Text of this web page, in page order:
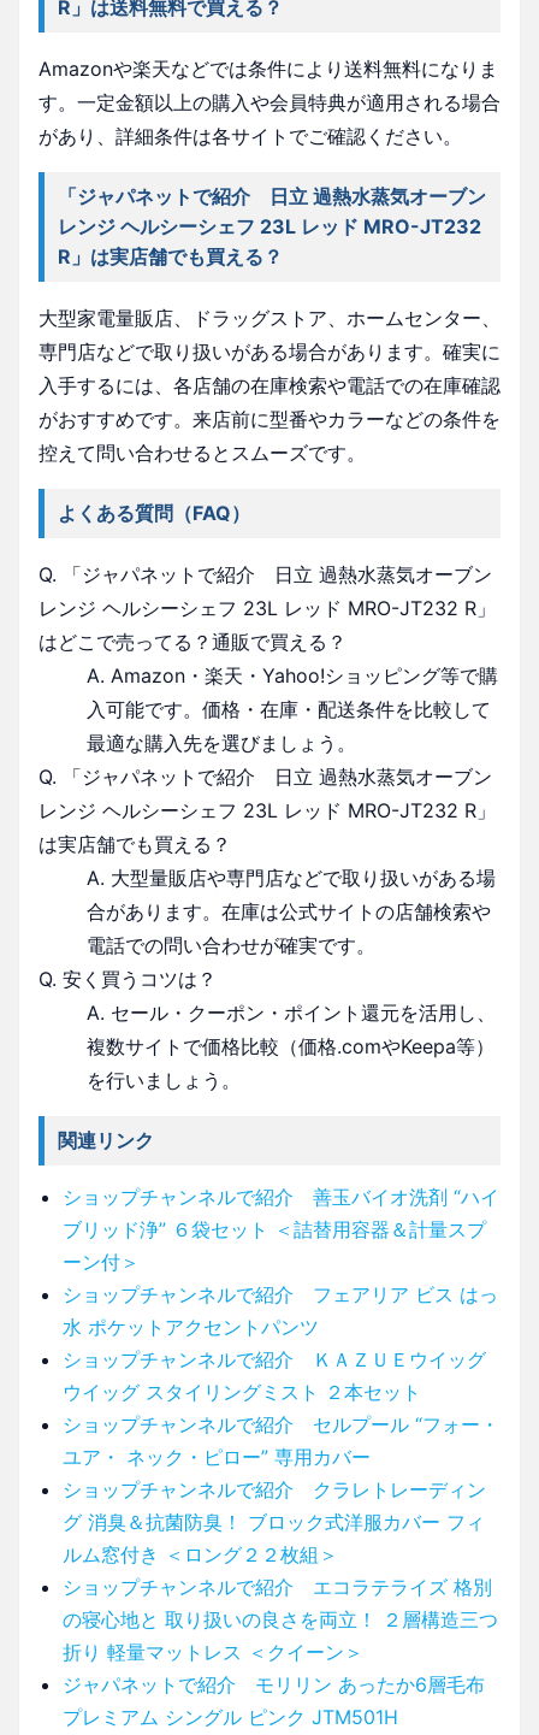
R」は送料無料で買える？
Amazonや楽天などでは条件により送料無料になりま
す。一定金額以上の購入や会員特典が適用される場合
があり、詳細条件は各サイトでご確認ください。
「ジャパネットで紹介 日立 過熱水蒸気オーブン
レンジ ヘルシーシェフ 23L レッド MRO-JT232
R」は実店舗でも買える？
大型家電量販店、ドラッグストア、ホームセンター、
専門店などで取り扱いがある場合があります。確実に
入手するには、各店舗の在庫検索や電話での在庫確認
がおすすめです。来店前に型番やカラーなどの条件を
控えて問い合わせるとスムーズです。
よくある質問（FAQ）
Q. 「ジャパネットで紹介 日立 過熱水蒸気オーブン
レンジ ヘルシーシェフ 23L レッド MRO-JT232 R」
はどこで売ってる？通販で買える？
A. Amazon・楽天・Yahoo!ショッピング等で購
入可能です。価格・在庫・配送条件を比較して
最適な購入先を選びましょう。
Q. 「ジャパネットで紹介 日立 過熱水蒸気オーブン
レンジ ヘルシーシェフ 23L レッド MRO-JT232 R」
は実店舗でも買える？
A. 大型量販店や専門店などで取り扱いがある場
合があります。在庫は公式サイトの店舗検索や
電話での問い合わせが確実です。
Q. 安く買うコツは？
A. セール・クーポン・ポイント還元を活用し、
複数サイトで価格比較（価格.comやKeepa等）
を行いましょう。
関連リンク
ショップチャンネルで紹介 善玉バイオ洗剤 “ハイ
ブリッド浄” ６袋セット ＜詰替用容器＆計量スプ
ーン付＞
ショップチャンネルで紹介 フェアリア ビス はっ
水 ポケットアクセントパンツ
ショップチャンネルで紹介 ＫＡＺＵＥウイッグ
ウイッグ スタイリングミスト ２本セット
ショップチャンネルで紹介 セルプール “フォー・
ユア・ ネック・ピロー” 専用カバー
ショップチャンネルで紹介 クラレトレーディン
グ 消臭＆抗菌防臭！ ブロック式洋服カバー フィ
ルム窓付き ＜ロング２２枚組＞
ショップチャンネルで紹介 エコラテライズ 格別
の寝心地と 取り扱いの良さを両立！ ２層構造三つ
折り 軽量マットレス ＜クイーン＞
ジャパネットで紹介 モリリン あったか6層毛布
プレミアム シングル ピンク JTM501H